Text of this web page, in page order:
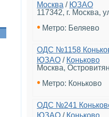
Москва / ЮЗАО
117342, г. Москва,
• Метро: Беляево
ОДС №1158
ЮЗАО / Коньково
Москва,
• Метро: Коньково
ОДС №241
ЮЗАО / Коньково